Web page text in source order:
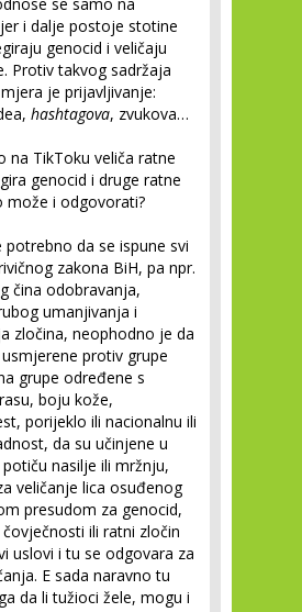
i dalje postoje stotine
genocid i veličaju
Protiv takvog sadržaja
je prijavljivanje:
hashtagova, zvukova…
na TikToku veliča ratne
genocid i druge ratne
može i odgovorati?
potrebno da se ispune svi
zakona BiH, pa npr.
čina odobravanja,
umanjivanja i
zločina, neophodno je da
protiv grupe
grupe određene s
boju kože,
porijeklo ili nacionalnu ili
da su učinjene u
nasilje ili mržnju,
veličanje lica osuđenog
presudom za genocid,
ili ratni zločin
uslovi i tu se odgovara za
E sada naravno tu
da li tužioci žele, mogu i